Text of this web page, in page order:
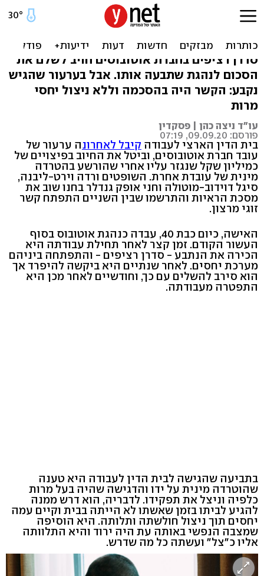
בוטל פיצוי של מיליון שקל על
הטרדה מינית
סדרן רציפים בחברת אוטובוסים חויב לשלם את
הסכום לנהגת שתבעה אותו. אבל בערעור שהגיש
נקבע: הקשר היה בהסכמה וללא ניצול יחסי
מרות
עו"ד ניצה כהן | פסקדין
פורסם: 09.09.20, 07:19
בית הדין הארצי לעבודה קיבל לאחרונה ערעור של
עובד חברת אוטובוסים, וביטל את החיוב בפיצויים של
כמיליון שקל שנגזר עליו אחרי שהורשע בהטרדה
מינית של עובדת אחרת. השופטים ורדה וירט-ליבנה,
סיגל דוידוב-מוטולה וחני אופק גנדלר בחנו שוב את
מסכת הראיות והתרשמו שבין השניים התפתח קשר
זוגי מרצון.
האישה, כיום כבת 40, עבדה כנהגת אוטובוס בסוף
העשור הקודם. זמן קצר לאחר תחילת עבודתה היא
הכירה את הנתבע - סדרן רציפים - והתפתחה ביניהם
מערכת יחסים. לאחר שנתיים היא ביקשה להיפרד אך
הוא סירב להשלים עם כך, וחודשיים לאחר מכן היא
התפטרה מעבודתה.
בתביעה שהגישה לבית הדין לעבודה היא טענה
שהוטרדה מינית על ידו והדגישה שהיה בעל מרות
כלפיה וניצל את תפקידו. לדבריה, הוא דרש ממנה
להגיע לביתו בזמן שאשתו לא הייתה בבית וקיים עמה
יחסים תוך ניצול חולשתה ותלותה. היא הוסיפה
שמצבה הנפשי באותה עת היה ירוד והיא התלוותה
אליו כ"צל" ועשתה כל מה שדרש.